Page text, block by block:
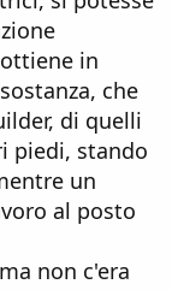
in
che
di quelli
piedi, stando
un
al posto
non c'era